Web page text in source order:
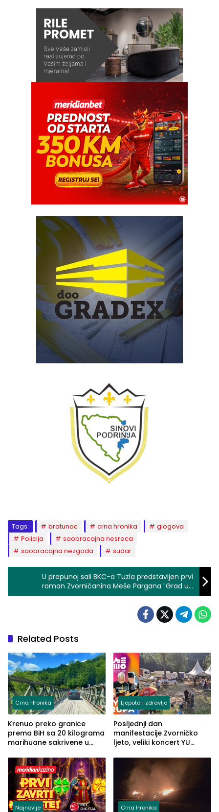
Tags: bratunac crna hronika
glogova
Policija
saobracajna nesreca
saobracajna nezgoda
sudar
U prepunoj sali BKC-a Tuzla predstavljen prvi
roman Zvorničanina Meše Pargana ˝Grad u
cvatu magnolije˝
Related Posts
Crna Hronika
Krenuo preko granice
prema BiH sa 20 kilograma
marihuane sakrivene u
Ljepota i zdravlje
Posljednji dan
manifestacije Zvorničko
ljeto, veliki koncert YU
ove godine
Najnovije Crna Hronika